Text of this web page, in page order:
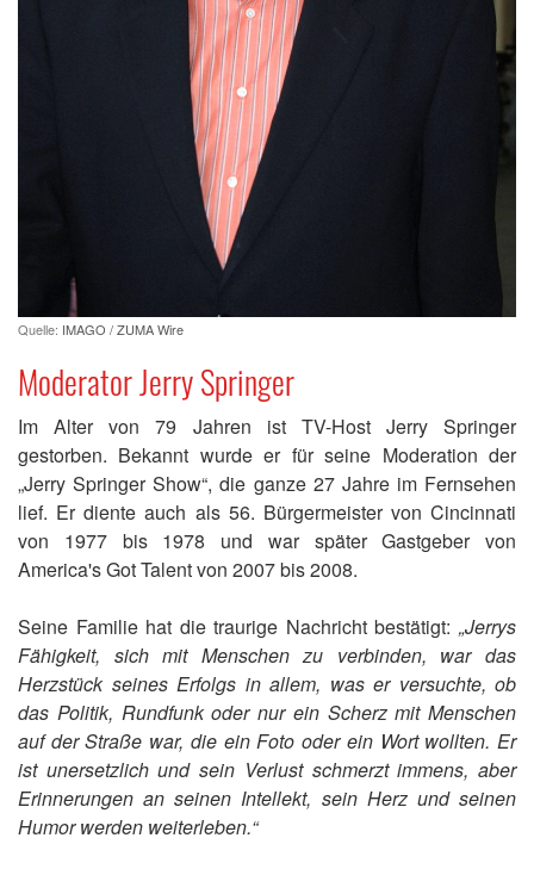
Quelle: IMAGO / ZUMA Wire
Moderator Jerry Springer
Im Alter von 79 Jahren ist TV-Host Jerry Springer
gestorben. Bekannt wurde er für seine Moderation der
„Jerry Springer Show“, die ganze 27 Jahre im Fernsehen
lief. Er diente auch als 56. Bürgermeister von Cincinnati
von 1977 bis 1978 und war später Gastgeber von
America's Got Talent von 2007 bis 2008.
Seine Familie hat die traurige Nachricht bestätigt: „Jerrys
Fähigkeit, sich mit Menschen zu verbinden, war das
Herzstück seines Erfolgs in allem, was er versuchte, ob
das Politik, Rundfunk oder nur ein Scherz mit Menschen
auf der Straße war, die ein Foto oder ein Wort wollten. Er
ist unersetzlich und sein Verlust schmerzt immens, aber
Erinnerungen an seinen Intellekt, sein Herz und seinen
Humor werden weiterleben.“